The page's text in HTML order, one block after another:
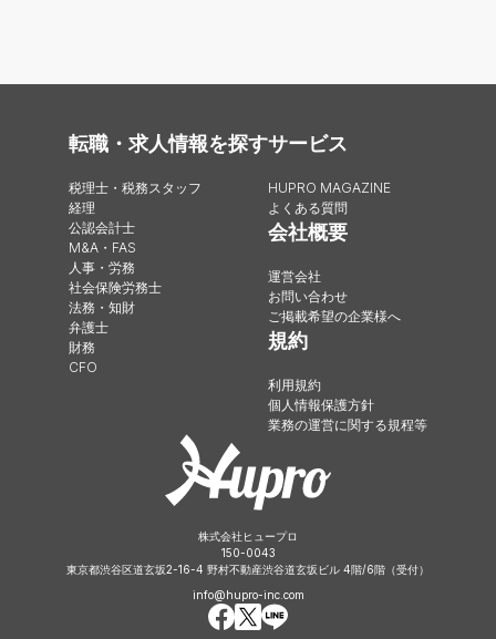
転職・求人情報を探す
税理士・税務スタッフ
経理
公認会計士
M&A・FAS
人事・労務
社会保険労務士
法務・知財
弁護士
財務
CFO
サービス
HUPRO MAGAZINE
よくある質問
会社概要
運営会社
お問い合わせ
ご掲載希望の企業様へ
規約
利用規約
個人情報保護方針
業務の運営に関する規程等
株式会社ヒュープロ
150-0043
東京都渋谷区道玄坂2-16-4 野村不動産渋谷道玄坂ビル 4階/6階（受付）
info@hupro-inc.com